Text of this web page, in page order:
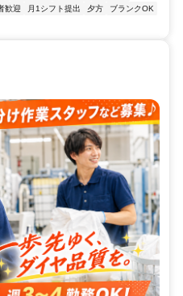
歓迎 月1シフト提出 夕方
ブランクOK